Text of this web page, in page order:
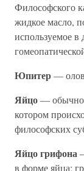
Философского
жидкое масло,
используемое в
Юпитер—
Яйцо— обычно
котором
философских
Яйцо грифона
в форме яйца;